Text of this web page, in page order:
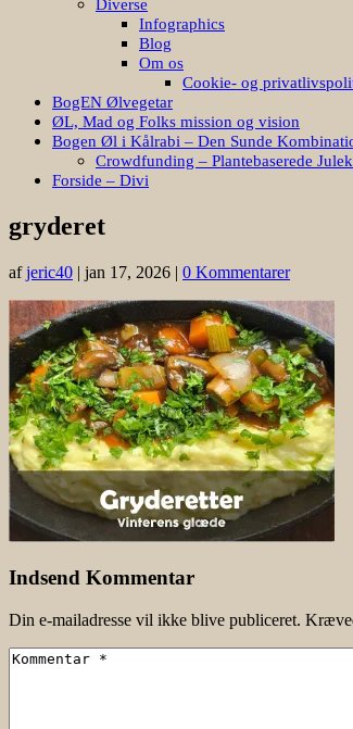
Diverse
Infographics
Blog
Om os
Cookie- og
BogEN Ølvegetar
ØL, Mad og Folks mission og vision
Bogen Øl i Kålrabi – Den Sunde
Crowdfunding – Plantebaserede
Forside – Divi
gryderet
afjeric40 | jan 17, 2026 | 0 Kommentarer
Indsend Kommentar
Din e-mailadresse vil ikke blive publiceret.